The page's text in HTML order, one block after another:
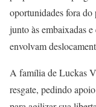
oportunidades fora do
junto às embaixadas
envolvam
A família de Luckas
resgate, pedindo